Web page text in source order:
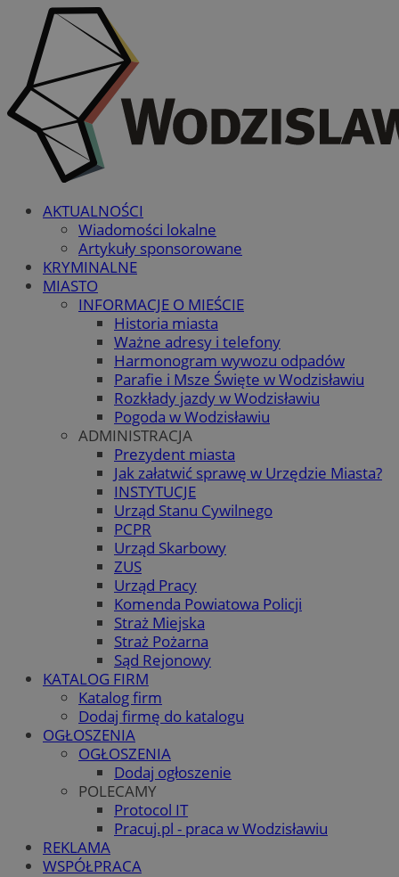
AKTUALNOŚCI
Wiadomości lokalne
Artykuły sponsorowane
KRYMINALNE
MIASTO
INFORMACJE O MIEŚCIE
Historia miasta
Ważne adresy i telefony
Harmonogram wywozu odpadów
Parafie i Msze Święte w Wodzisławiu
Rozkłady jazdy w Wodzisławiu
Pogoda w Wodzisławiu
ADMINISTRACJA
Prezydent miasta
Jak załatwić sprawę w Urzędzie Miasta?
INSTYTUCJE
Urząd Stanu Cywilnego
PCPR
Urząd Skarbowy
ZUS
Urząd Pracy
Komenda Powiatowa Policji
Straż Miejska
Straż Pożarna
Sąd Rejonowy
KATALOG FIRM
Katalog firm
Dodaj firmę do katalogu
OGŁOSZENIA
OGŁOSZENIA
Dodaj ogłoszenie
POLECAMY
Protocol IT
Pracuj.pl - praca w Wodzisławiu
REKLAMA
WSPÓŁPRACA